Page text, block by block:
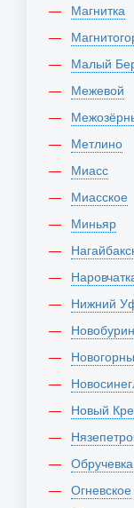
Магнитка
Малый
Межевой
Метлино
Миасс
Миасское
Миньяр
Нижний
Новый
Обручевка
Огневское